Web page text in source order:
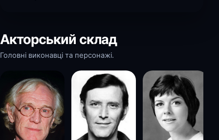
Акторський склад
Головні виконавці та персонажі.